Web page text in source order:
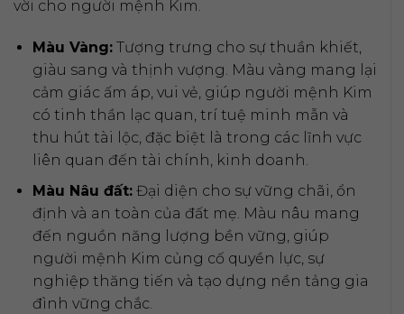
vời cho người mệnh Kim.
Màu Vàng:Tượng trưng cho sự thuần khiết,
giàu sang và thịnh vượng. Màu vàng mang lại
cảm giác ấm áp, vui vẻ, giúp người mệnh Kim
có tinh thần lạc quan, trí tuệ minh mẫn và
thu hút tài lộc, đặc biệt là trong các lĩnh vực
liên quan đến tài chính, kinh doanh.
Màu Nâu đất:Đại diện cho sự vững chãi, ổn
định và an toàn của đất mẹ. Màu nâu mang
đến nguồn năng lượng bền vững, giúp
người mệnh Kim củng cố quyền lực, sự
nghiệp thăng tiến và tạo dựng nền tảng gia
đình vững chắc.